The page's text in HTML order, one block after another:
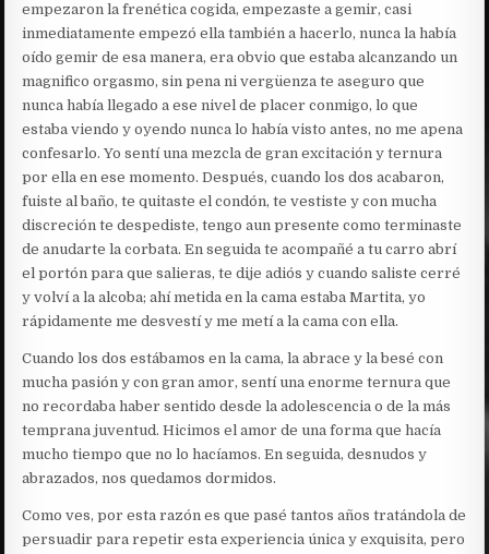
empezaron la frenética cogida, empezaste a gemir, casi
inmediatamente empezó ella también a hacerlo, nunca la había
oído gemir de esa manera, era obvio que estaba alcanzando un
magnifico orgasmo, sin pena ni vergüenza te aseguro que
nunca había llegado a ese nivel de placer conmigo, lo que
estaba viendo y oyendo nunca lo había visto antes, no me apena
confesarlo. Yo sentí una mezcla de gran excitación y ternura
por ella en ese momento. Después, cuando los dos acabaron,
fuiste al baño, te quitaste el condón, te vestiste y con mucha
discreción te despediste, tengo aun presente como terminaste
de anudarte la corbata. En seguida te acompañé a tu carro abrí
el portón para que salieras, te dije adiós y cuando saliste cerré
y volví a la alcoba; ahí metida en la cama estaba Martita, yo
rápidamente me desvestí y me metí a la cama con ella.
Cuando los dos estábamos en la cama, la abrace y la besé con
mucha pasión y con gran amor, sentí una enorme ternura que
no recordaba haber sentido desde la adolescencia o de la más
temprana juventud. Hicimos el amor de una forma que hacía
mucho tiempo que no lo hacíamos. En seguida, desnudos y
abrazados, nos quedamos dormidos.
Como ves, por esta razón es que pasé tantos años tratándola de
persuadir para repetir esta experiencia única y exquisita, pero